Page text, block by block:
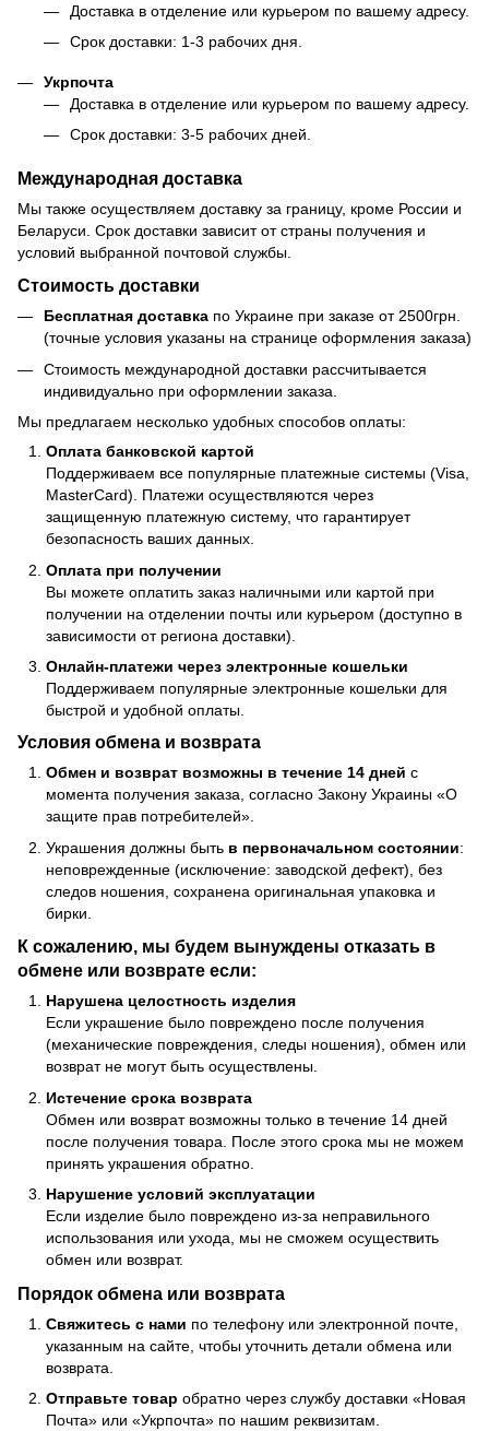
Доставка в отделение или курьером по вашему адресу.
Срок доставки: 1-3 рабочих дня.
Укрпочта
Доставка в отделение или курьером по вашему адресу.
Срок доставки: 3-5 рабочих дней.
Международная доставка
Мы также осуществляем доставку за границу, кроме России и
Беларуси. Срок доставки зависит от страны получения и
условий выбранной почтовой службы.
Стоимость доставки
Бесплатная доставка по Украине при заказе от 2500грн.
(точные условия указаны на странице оформления заказа)
Стоимость международной доставки рассчитывается
индивидуально при оформлении заказа.
Мы предлагаем несколько удобных способов оплаты:
Оплата банковской картой
Поддерживаем все популярные платежные системы (Visa,
MasterCard). Платежи осуществляются через
защищенную платежную систему, что гарантирует
безопасность ваших данных.
Оплата при получении
Вы можете оплатить заказ наличными или картой при
получении на отделении почты или курьером (доступно в
зависимости от региона доставки).
Онлайн-платежи через электронные кошельки
Поддерживаем популярные электронные кошельки для
быстрой и удобной оплаты.
Условия обмена и возврата
Обмен и возврат возможны в течение 14 дней с
момента получения заказа, согласно Закону Украины «О
защите прав потребителей».
Украшения должны быть в первоначальном состоянии:
неповрежденные (исключение: заводской дефект), без
следов ношения, сохранена оригинальная упаковка и
бирки.
К сожалению, мы будем вынуждены отказать в
обмене или возврате если:
Нарушена целостность изделия
Если украшение было повреждено после получения
(механические повреждения, следы ношения), обмен или
возврат не могут быть осуществлены.
Истечение срока возврата
Обмен или возврат возможны только в течение 14 дней
после получения товара. После этого срока мы не можем
принять украшения обратно.
Нарушение условий эксплуатации
Если изделие было повреждено из-за неправильного
использования или ухода, мы не сможем осуществить
обмен или возврат.
Порядок обмена или возврата
Свяжитесь с нами по телефону или электронной почте,
указанным на сайте, чтобы уточнить детали обмена или
возврата.
Отправьте товар обратно через службу доставки «Новая
Почта» или «Укрпочта» по нашим реквизитам.